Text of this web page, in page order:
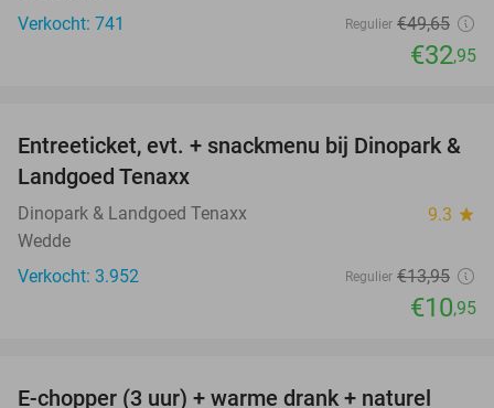
Verkocht: 741
Regulier €49,65
€32,95
22%
Entreeticket, evt. + snackmenu bij Dinopark &
Landgoed Tenaxx
Dinopark & Landgoed Tenaxx 9.3 star
Wedde
Verkocht: 3.952
Regulier €13,95
€10,95
E-chopper (3 uur) + warme drank + naturel